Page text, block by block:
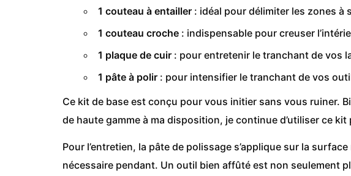
1 couteau à entailler : idéal pour délimiter les zones à
1 couteau croche : indispensable pour creuser
1 plaque de cuir : pour entretenir le tranchant de vos
1 pâte à polir : pour intensifier le tranchant de vos
Ce kit de base est conçu pour vous initier sans vous ruiner.
de haute gamme à ma disposition, je continue d’utiliser ce
Pour l’entretien, la pâte de polissage s’applique sur la
nécessaire pendant. Un outil bien affûté est non seulement